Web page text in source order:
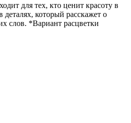
для тех, кто ценит красоту в
деталях, который расскажет о
слов. *Вариант расцветки